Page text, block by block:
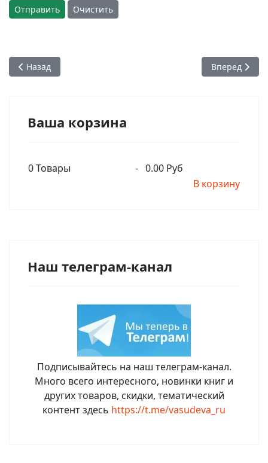
Отправить Очистить
Предыдущий: Что такое простая жизнь? (Бхактивидья
Назад Следующий:
Вперед
Ваша корзина
0Товары - 0.00 Руб
В корзину
Наш телеграм-канал
Подписывайтесь на наш телеграм-канал.
Много всего интересного, новинки книг и
других товаров, скидки, тематический
контент здесь https://t.me/vasudeva_ru